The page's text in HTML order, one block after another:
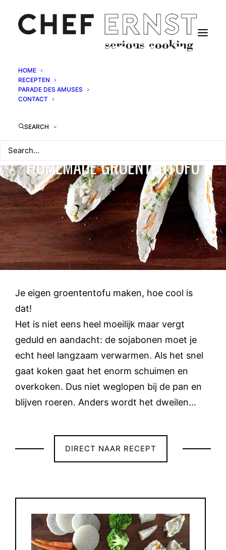
HOME
RECEPTEN
PARADE DES AMUSES
CONTACT
SEARCH
HOMEMADE GROENTENTOFU
Je eigen groententofu maken, hoe cool is
dat!
Het is niet eens heel moeilijk maar vergt
geduld en aandacht: de sojabonen moet je
echt heel langzaam verwarmen. Als het snel
gaat koken gaat het enorm schuimen en
overkoken. Dus niet weglopen bij de pan en
blijven roeren. Anders wordt het dweilen…
DIRECT NAAR RECEPT